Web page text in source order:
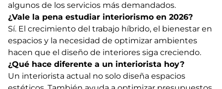
algunos de los servicios más demandados.
¿Vale la pena estudiar interiorismo en 2026?
Sí. El crecimiento del trabajo híbrido, el bienestar en
espacios y la necesidad de optimizar ambientes
hacen que el diseño de interiores siga creciendo.
¿Qué hace diferente a un interiorista hoy?
Un interiorista actual no solo diseña espacios